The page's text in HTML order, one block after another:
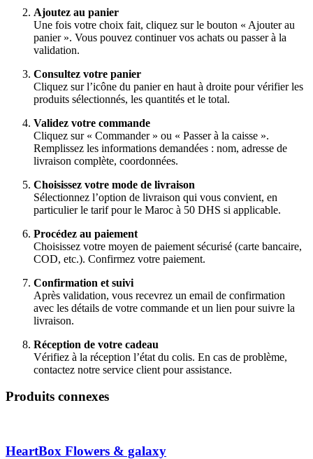
Ajoutez au panier
Une fois votre choix fait, cliquez sur le bouton « Ajouter au
panier ». Vous pouvez continuer vos achats ou passer à la
validation.
Consultez votre panier
Cliquez sur l’icône du panier en haut à droite pour vérifier les
produits sélectionnés, les quantités et le total.
Validez votre commande
Cliquez sur « Commander » ou « Passer à la caisse ».
Remplissez les informations demandées : nom, adresse de
livraison complète, coordonnées.
Choisissez votre mode de livraison
Sélectionnez l’option de livraison qui vous convient, en
particulier le tarif pour le Maroc à 50 DHS si applicable.
Procédez au paiement
Choisissez votre moyen de paiement sécurisé (carte bancaire,
COD, etc.). Confirmez votre paiement.
Confirmation et suivi
Après validation, vous recevrez un email de confirmation
avec les détails de votre commande et un lien pour suivre la
livraison.
Réception de votre cadeau
Vérifiez à la réception l’état du colis. En cas de problème,
contactez notre service client pour assistance.
Produits connexes
HeartBox Flowers & galaxy